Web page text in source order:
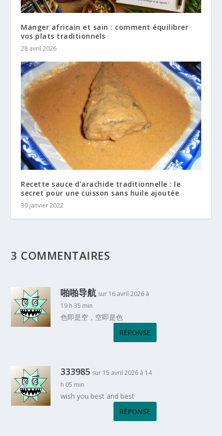
Manger africain et sain : comment équilibrer
vos plats traditionnels
28 avril 2026
Recette sauce d’arachide traditionnelle : le
secret pour une cuisson sans huile ajoutée
30 janvier 2022
3 COMMENTAIRES
啪啪导航 sur 16 avril 2026 à
19 h 35 min
色即是空，空即是色
RÉPONSE
333985 sur 15 avril 2026 à 14
h 05 min
wish you best and best
RÉPONSE